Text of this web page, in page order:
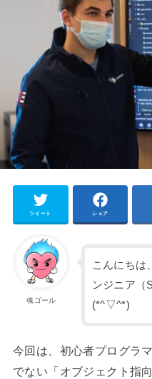
ツイート シェア
魂ゴール
こんにちは
ンジニア（
(*^▽^*)
今回は、初心者プログラ
でない「オブジェクト指